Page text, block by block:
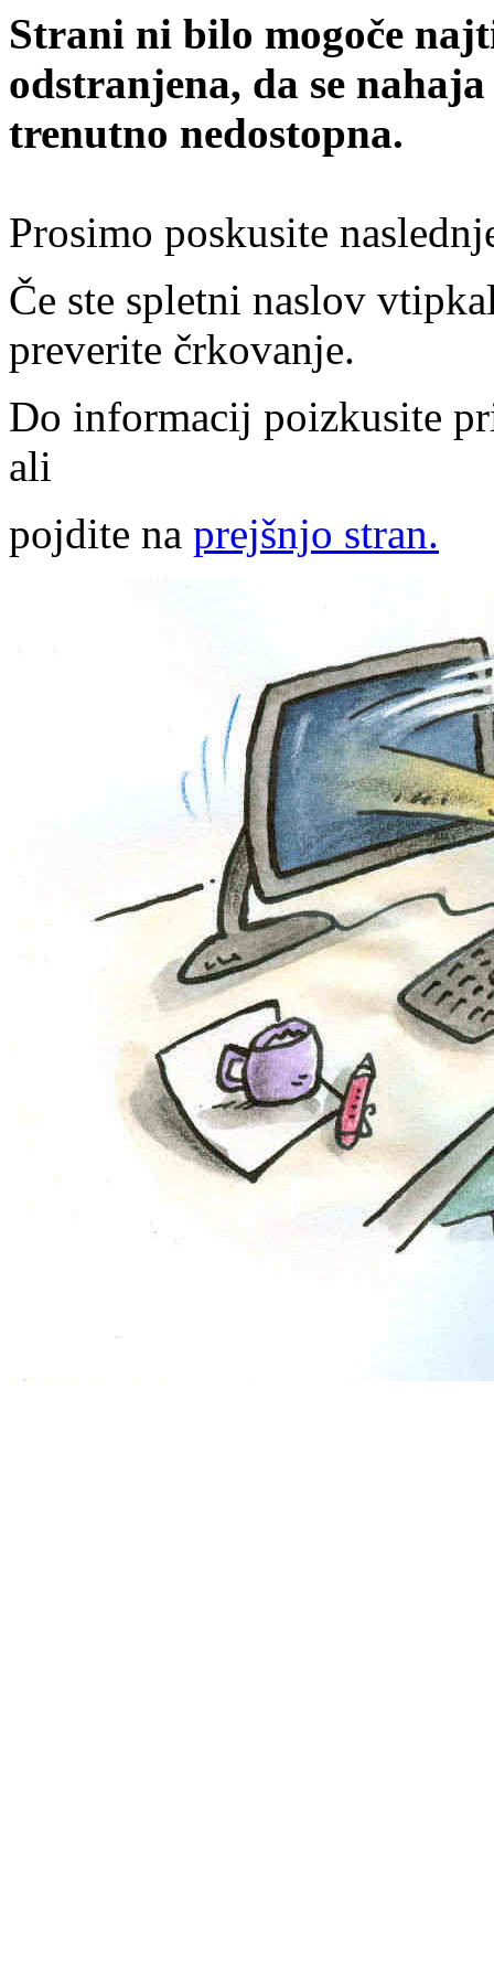
Strani ni bilo mogoče
odstranjena, da se
trenutno nedostopna.
Prosimo poskusite
Če ste spletni naslov
preverite črkovanje.
Do informacij poizkusite
ali
pojdite na prejšnjo stran.